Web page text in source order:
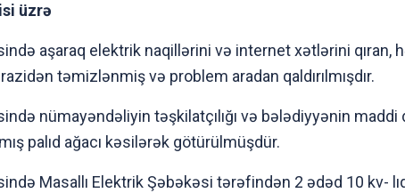
üzrə
aşaraq elektrik naqillərini və internet xətlərini qıran,
təmizlənmiş və problem aradan qaldırılmışdır.
nümayəndəliyin təşkilatçılığı və bələdiyyənin maddi
palıd ağacı kəsilərək götürülmüşdür.
Masallı Elektrik Şəbəkəsi tərəfindən 2 ədəd 10 kv-